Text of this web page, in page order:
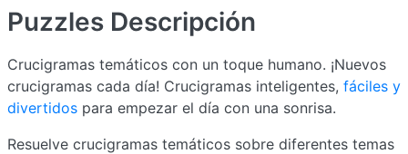
Puzzles Descripción
Crucigramas temáticos con un toque humano. ¡Nuevos
crucigramas cada día! Crucigramas inteligentes, fáciles y
divertidos para empezar el día con una sonrisa.
Resuelve crucigramas temáticos sobre diferentes temas